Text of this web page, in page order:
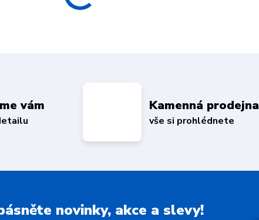
vám Kamenná prodejna
vše si prohlédnete
novinky, akce a slevy!